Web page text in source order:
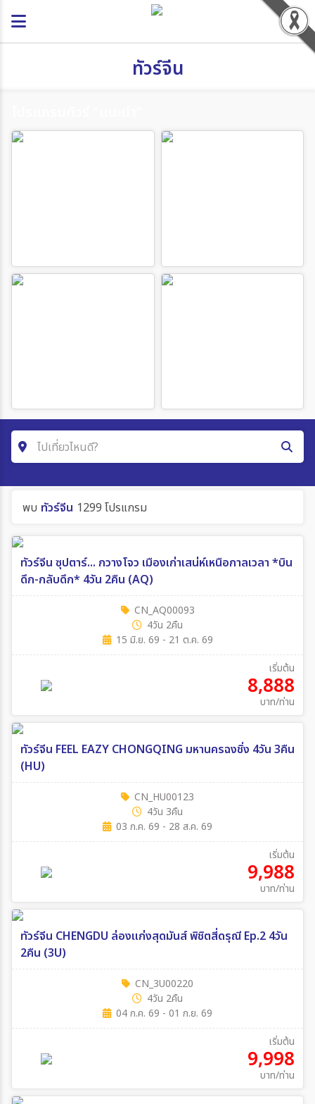
ทัวร์จีน
ไปเที่ยวไหนดี?
คำค้นหา
ค้นหาประเทศ
ถึงวันที่
ระหว่าง
พบ ทัวร์จีน 1299 โปรแกรม
ทัวร์จีน ซุปตาร์... กวางโจว เมืองเก่าเสน่ห์เหนือกาลเวลา *บิน
ดึก-กลับดึก* 4วัน 2คืน (AQ)
CN_AQ00093
4วัน 2คืน
15 มิ.ย. 69 - 21 ต.ค. 69
เริ่มต้น
8,888
บาท/ท่าน
ทัวร์จีน FEEL EAZY CHONGQING มหานครฉงชิ่ง 4วัน 3คืน
(HU)
CN_HU00123
4วัน 3คืน
03 ก.ค. 69 - 28 ส.ค. 69
เริ่มต้น
9,988
บาท/ท่าน
ทัวร์จีน CHENGDU ล่องแก่งสุดมันส์ พิชิตสี่ดรุณี Ep.2 4วัน
2คืน (3U)
CN_3U00220
4วัน 2คืน
04 ก.ค. 69 - 01 ก.ย. 69
เริ่มต้น
9,998
บาท/ท่าน